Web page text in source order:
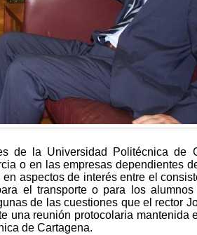
de la Universidad Politécnica de
o en las empresas dependientes
aspectos de interés entre el
el transporte o para los
de las cuestiones que el rector
una reunión protocolaria mantenida
de Cartagena.